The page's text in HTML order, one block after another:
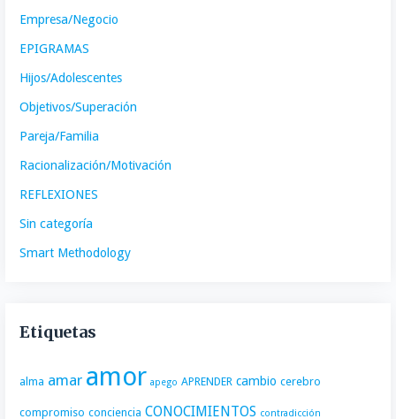
Empresa/Negocio
EPIGRAMAS
Hijos/Adolescentes
Objetivos/Superación
Pareja/Familia
Racionalización/Motivación
REFLEXIONES
Sin categoría
Smart Methodology
Etiquetas
alma amar amor apego APRENDER cambio cerebro
compromiso conciencia CONOCIMIENTOS contradicción